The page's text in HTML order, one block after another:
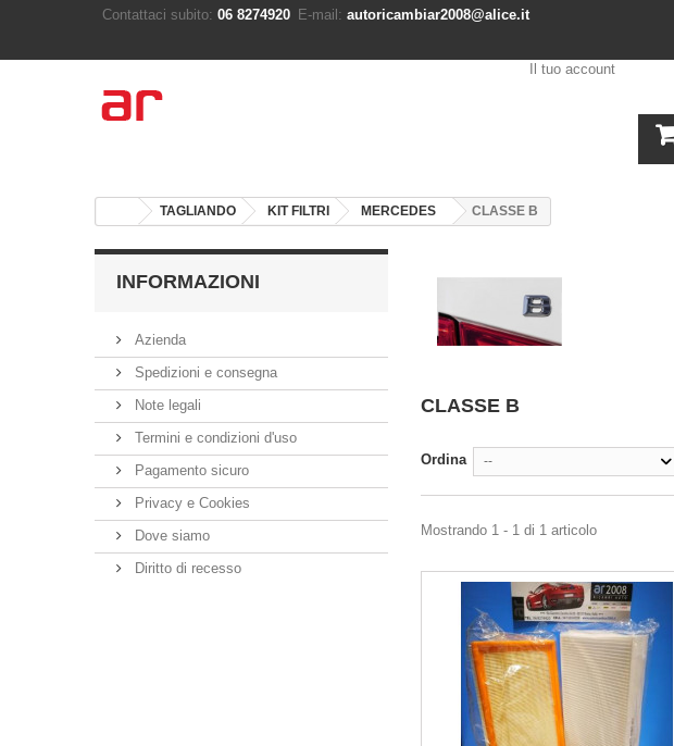
Contattaci subito: 06 8274920 E-mail: autoricambiar2008@alice.it
Il tuo account
TAGLIANDO KIT FILTRI MERCEDES CLASSE B
INFORMAZIONI
Azienda
Spedizioni e consegna
Note legali
Termini e condizioni d'uso
Pagamento sicuro
Privacy e Cookies
Dove siamo
Diritto di recesso
CLASSE B
Ordina --
Mostrando 1 - 1 di 1 articolo